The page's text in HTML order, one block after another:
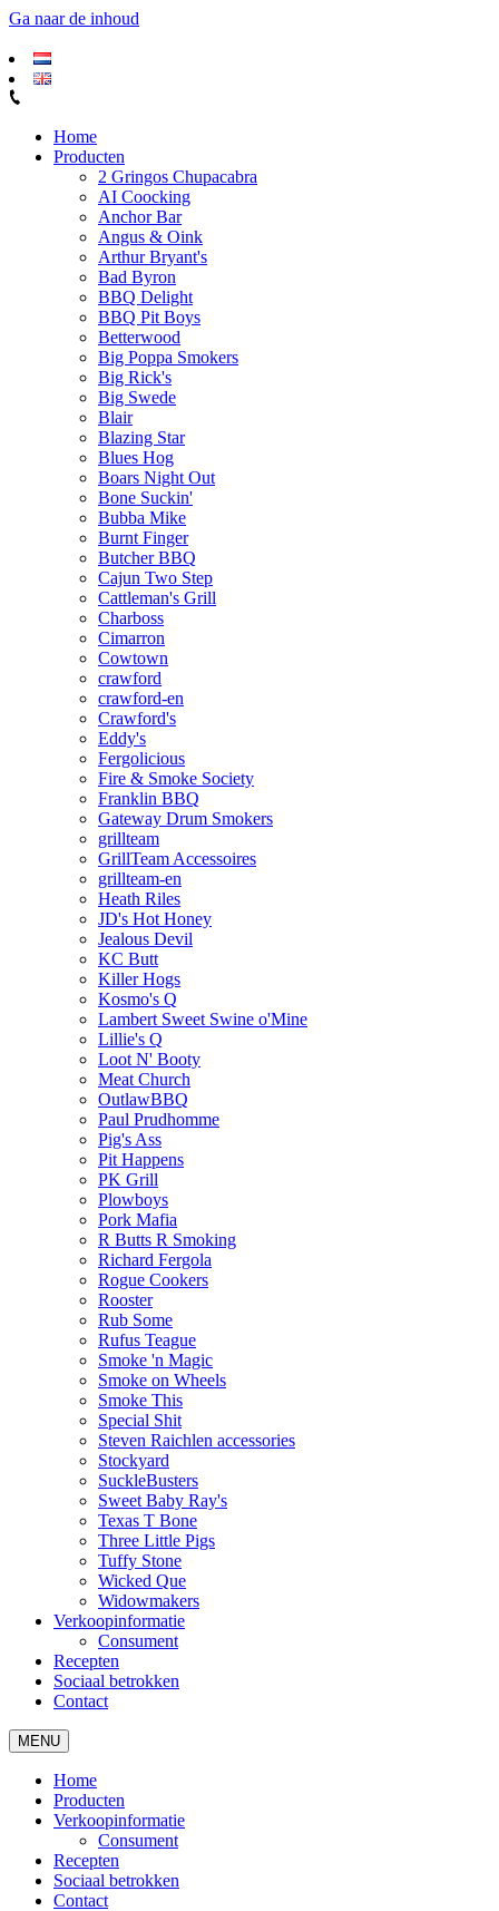
Ga naar de inhoud
Home
Producten
2 Gringos Chupacabra
AI Coocking
Anchor Bar
Angus & Oink
Arthur Bryant's
Bad Byron
BBQ Delight
BBQ Pit Boys
Betterwood
Big Poppa Smokers
Big Rick's
Big Swede
Blair
Blazing Star
Blues Hog
Boars Night Out
Bone Suckin'
Bubba Mike
Burnt Finger
Butcher BBQ
Cajun Two Step
Cattleman's Grill
Charboss
Cimarron
Cowtown
crawford
crawford-en
Crawford's
Eddy's
Fergolicious
Fire & Smoke Society
Franklin BBQ
Gateway Drum Smokers
grillteam
GrillTeam Accessoires
grillteam-en
Heath Riles
JD's Hot Honey
Jealous Devil
KC Butt
Killer Hogs
Kosmo's Q
Lambert Sweet Swine o'Mine
Lillie's Q
Loot N' Booty
Meat Church
OutlawBBQ
Paul Prudhomme
Pig's Ass
Pit Happens
PK Grill
Plowboys
Pork Mafia
R Butts R Smoking
Richard Fergola
Rogue Cookers
Rooster
Rub Some
Rufus Teague
Smoke 'n Magic
Smoke on Wheels
Smoke This
Special Shit
Steven Raichlen accessories
Stockyard
SuckleBusters
Sweet Baby Ray's
Texas T Bone
Three Little Pigs
Tuffy Stone
Wicked Que
Widowmakers
Verkoopinformatie
Consument
Recepten
Sociaal betrokken
Contact
MENU
Home
Producten
Verkoopinformatie
Consument
Recepten
Sociaal betrokken
Contact